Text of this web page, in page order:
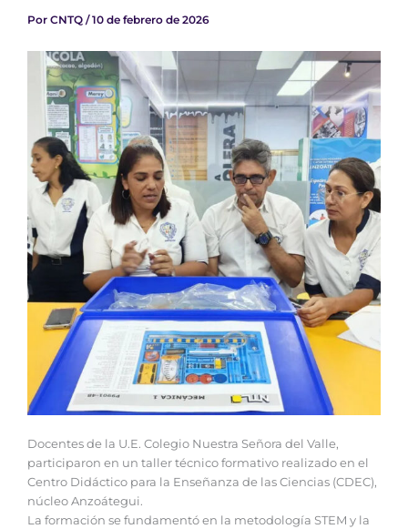
Por CNTQ /10 de febrero de 2026
‎‎Docentes de la U.E. Colegio Nuestra Señora del Valle,
participaron en un taller técnico formativo realizado en el
Centro Didáctico para la Enseñanza de las Ciencias (CDEC),
núcleo Anzoátegui.
‎La formación se fundamentó en la metodología STEM y la